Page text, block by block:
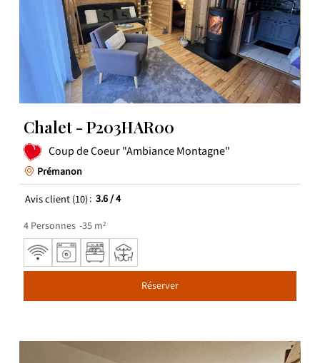
Chalet - P203HAR00
Coup de Coeur "Ambiance Montagne"
Prémanon
Avis client(10) 3.6/ 4
4 Personnes 35 m²
Réserver